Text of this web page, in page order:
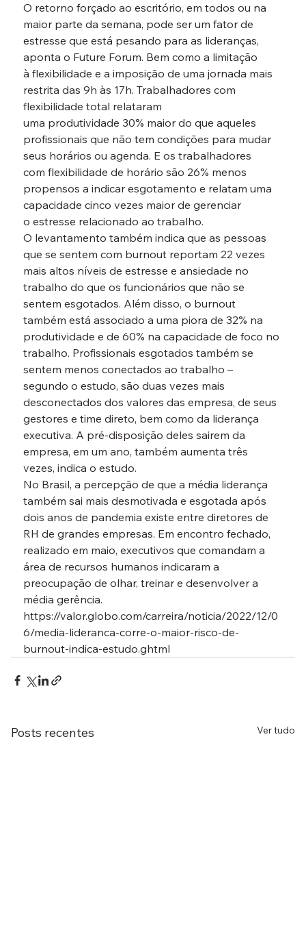
O retorno forçado ao escritório, em todos ou na
maior parte da semana, pode ser um fator de
estresse que está pesando para as lideranças,
aponta o Future Forum. Bem como a limitação
à flexibilidade e a imposição de uma jornada mais
restrita das 9h às 17h. Trabalhadores com
flexibilidade total relataram
uma produtividade 30% maior do que aqueles
profissionais que não tem condições para mudar
seus horários ou agenda. E os trabalhadores
com flexibilidade de horário são 26% menos
propensos a indicar esgotamento e relatam uma
capacidade cinco vezes maior de gerenciar
o estresse relacionado ao trabalho.
O levantamento também indica que as pessoas
que se sentem com burnout reportam 22 vezes
mais altos níveis de estresse e ansiedade no
trabalho do que os funcionários que não se
sentem esgotados. Além disso, o burnout
também está associado a uma piora de 32% na
produtividade e de 60% na capacidade de foco no
trabalho. Profissionais esgotados também se
sentem menos conectados ao trabalho –
segundo o estudo, são duas vezes mais
desconectados dos valores das empresa, de seus
gestores e time direto, bem como da liderança
executiva. A pré-disposição deles sairem da
empresa, em um ano, também aumenta três
vezes, indica o estudo.
No Brasil, a percepção de que a média liderança
também sai mais desmotivada e esgotada após
dois anos de pandemia existe entre diretores de
RH de grandes empresas. Em encontro fechado,
realizado em maio, executivos que comandam a
área de recursos humanos indicaram a
preocupação de olhar, treinar e desenvolver a
média gerência.
https://valor.globo.com/carreira/noticia/2022/12/0
6/media-lideranca-corre-o-maior-risco-de-
burnout-indica-estudo.ghtml
Posts recentes Ver tudo